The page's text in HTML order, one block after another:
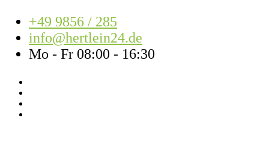
+49 9856 / 285
info@hertlein24.de
Mo - Fr 08:00 - 16:30